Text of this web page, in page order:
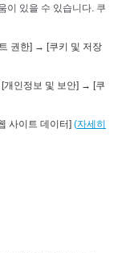
이 있을 수 있습니다. 쿠
권한] → [쿠키 및 저장
인정보 및 보안] → [쿠
사이트 데이터] (자세히